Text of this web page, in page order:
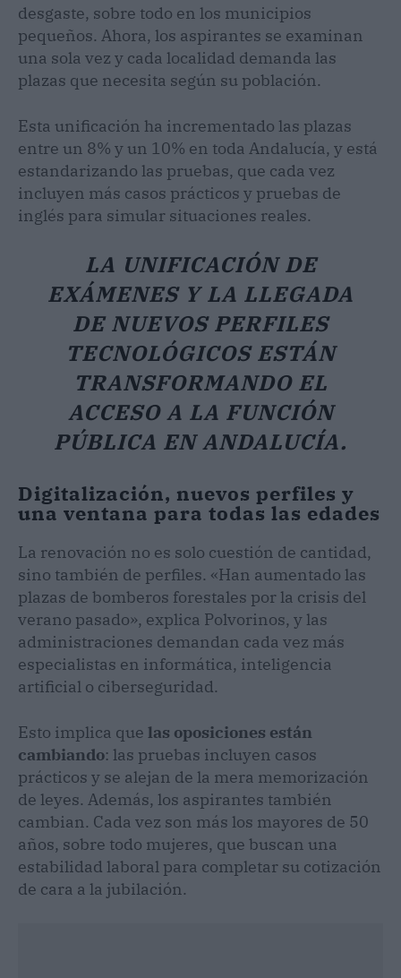
desgaste, sobre todo en los municipios
pequeños. Ahora, los aspirantes se examinan
una sola vez y cada localidad demanda las
plazas que necesita según su población.
Esta unificación ha incrementado las plazas
entre un 8% y un 10% en toda Andalucía, y está
estandarizando las pruebas, que cada vez
incluyen más casos prácticos y pruebas de
inglés para simular situaciones reales.
LA UNIFICACIÓN DE
EXÁMENES Y LA LLEGADA
DE NUEVOS PERFILES
TECNOLÓGICOS ESTÁN
TRANSFORMANDO EL
ACCESO A LA FUNCIÓN
PÚBLICA EN ANDALUCÍA.
Digitalización, nuevos perfiles y
una ventana para todas las edades
La renovación no es solo cuestión de cantidad,
sino también de perfiles. «Han aumentado las
plazas de bomberos forestales por la crisis del
verano pasado», explica Polvorinos, y las
administraciones demandan cada vez más
especialistas en informática, inteligencia
artificial o ciberseguridad.
Esto implica que las oposiciones están
cambiando: las pruebas incluyen casos
prácticos y se alejan de la mera memorización
de leyes. Además, los aspirantes también
cambian. Cada vez son más los mayores de 50
años, sobre todo mujeres, que buscan una
estabilidad laboral para completar su cotización
de cara a la jubilación.